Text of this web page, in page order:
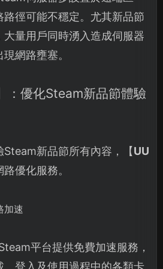
徑可能不穩定。尤其新品節
量用戶同時湧入造成伺服器
網路壅塞。
：優化Steam新品節體驗
新品節所有內容，【UU
優化服務。
加速
平台提供免費加速服務，
登入及使用過程中的各類卡